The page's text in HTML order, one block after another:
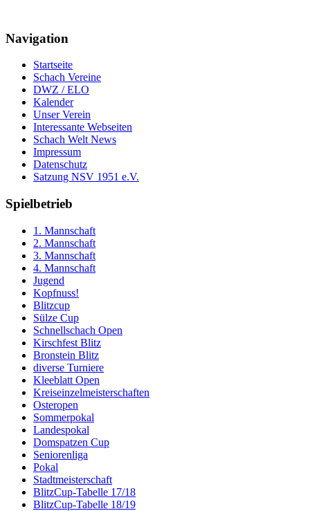
Navigation
Startseite
Schach Vereine
DWZ / ELO
Kalender
Unser Verein
Interessante Webseiten
Schach Welt News
Impressum
Datenschutz
Satzung NSV 1951 e.V.
Spielbetrieb
1. Mannschaft
2. Mannschaft
3. Mannschaft
4. Mannschaft
Jugend
Kopfnuss!
Blitzcup
Sülze Cup
Schnellschach Open
Kirschfest Blitz
Bronstein Blitz
diverse Turniere
Kleeblatt Open
Kreiseinzelmeisterschaften
Osteropen
Sommerpokal
Landespokal
Domspatzen Cup
Seniorenliga
Pokal
Stadtmeisterschaft
BlitzCup-Tabelle 17/18
BlitzCup-Tabelle 18/19